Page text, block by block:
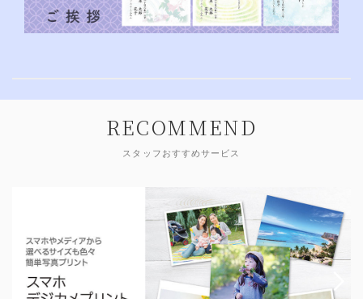
RECOMMEND
スタッフおすすめサービス